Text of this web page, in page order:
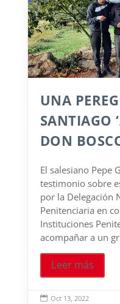
UNA
SANTIAGO
DON
El salesiano Pepe
testimonio sobre
por la Delegación
Penitenciaria en
Instituciones
acompañar a un
Leer más
 Oct 13, 2022